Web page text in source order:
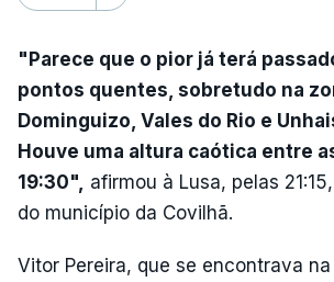
"Parece que o pior já terá
pontos quentes, sobretudo na
Dominguizo, Vales do Rio e
Houve uma altura caótica entre
19:30", afirmou à Lusa, pelas
do município da Covilhã.
Vitor Pereira, que se encontrava